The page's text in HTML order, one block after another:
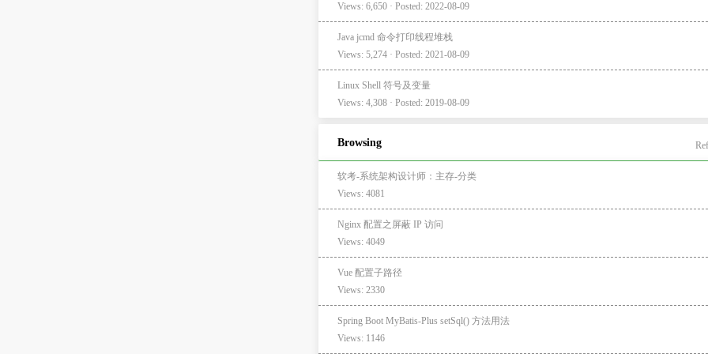
Views: 6,650 · Posted: 2022-08-09
Java jcmd 命令打印线程堆栈
Views: 5,274 · Posted: 2021-08-09
Linux Shell 符号及变量
Views: 4,308 · Posted: 2019-08-09
Browsing
软考-系统架构设计师：主存-分类
Views: 4081
Nginx 配置之屏蔽 IP 访问
Views: 4049
Vue 配置子路径
Views: 2330
Spring Boot MyBatis-Plus setSql() 方法用法
Views: 1146